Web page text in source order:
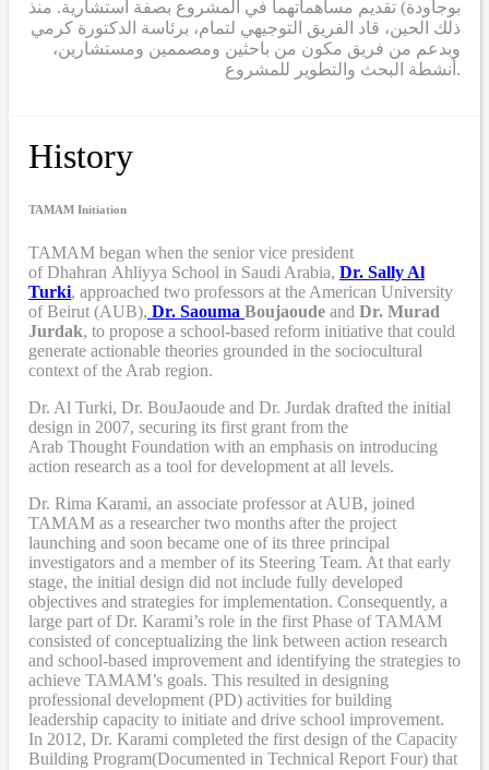
بوجاودة) تقديم مساهماتهما في المشروع بصفة استشارية. منذ
ذلك الحين، قاد الفريق التوجيهي لتمام، برئاسة الدكتورة كرمي
وبدعم من فريق مكون من باحثين ومصممين ومستشارين،
أنشطة البحث والتطوير للمشروع.
History
TAMAM Initiation
TAMAM began when the senior vice president
of Dhahran Ahliyya School in Saudi Arabia, Dr. Sally Al
Turki, approached two professors at the American University
of Beirut (AUB), Dr. Saouma Boujaoude and Dr. Murad
Jurdak, to propose a school-based reform initiative that could
generate actionable theories grounded in the sociocultural
context of the Arab region.
Dr. Al Turki, Dr. BouJaoude and Dr. Jurdak drafted the initial
design in 2007, securing its first grant from the
Arab Thought Foundation with an emphasis on introducing
action research as a tool for development at all levels.
Dr. Rima Karami, an associate professor at AUB, joined
TAMAM as a researcher two months after the project
launching and soon became one of its three principal
investigators and a member of its Steering Team. At that early
stage, the initial design did not include fully developed
objectives and strategies for implementation. Consequently, a
large part of Dr. Karami’s role in the first Phase of TAMAM
consisted of conceptualizing the link between action research
and school-based improvement and identifying the strategies to
achieve TAMAM’s goals. This resulted in designing
professional development (PD) activities for building
leadership capacity to initiate and drive school improvement.
In 2012, Dr. Karami completed the first design of the Capacity
Building Program(Documented in Technical Report Four) that